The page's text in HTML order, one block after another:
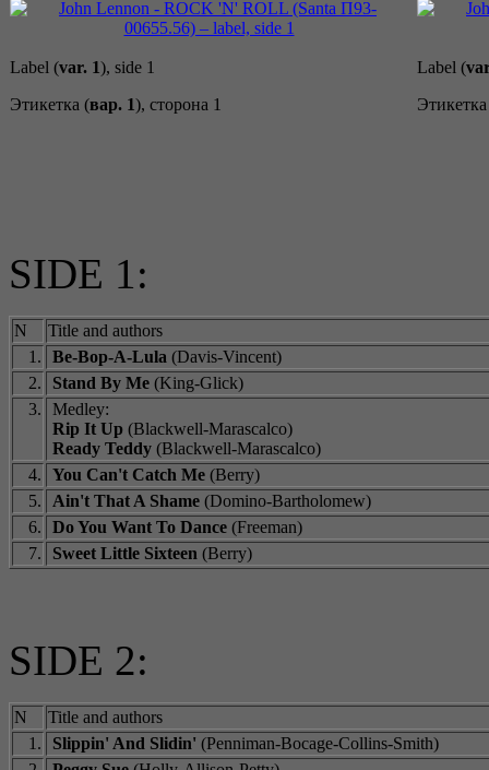
Label (var. 1), side 1
Этикетка (вар. 1), сторона 1
Label (
SIDE 1:
N
Title and authors
1.
Be-Bop-A-Lula (Davis-Vincent)
2.
Stand By Me (King-Glick)
3.
Medley:
Rip It Up (Blackwell-Marascalco)
Ready Teddy (Blackwell-Marascalco)
4.
You Can't Catch Me (Berry)
5.
Ain't That A Shame (Domino-Bartholomew)
6.
Do You Want To Dance (Freeman)
7.
Sweet Little Sixteen (Berry)
SIDE 2:
N
Title and authors
1.
Slippin' And Slidin' (Penniman-Bocage-Collins-Smith)